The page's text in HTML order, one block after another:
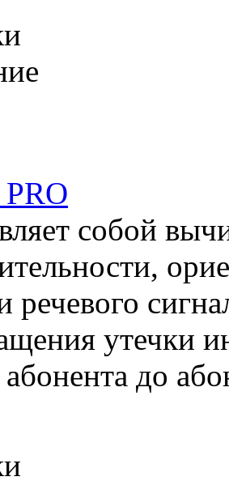
собой
речевого
утечки
абонента до